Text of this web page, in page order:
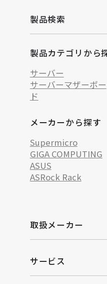
製品検索
製品カテゴリから
サーバー
サーバーマザーボー
ド
メーカーから探す
Supermicro
GIGA COMPUTING
ASUS
ASRock Rack
取扱メーカー
サービス